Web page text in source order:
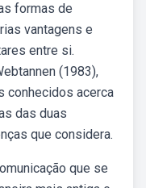
formas de
vantagens e
entre si.
(1983),
conhecidos acerca
das duas
que considera.
que se